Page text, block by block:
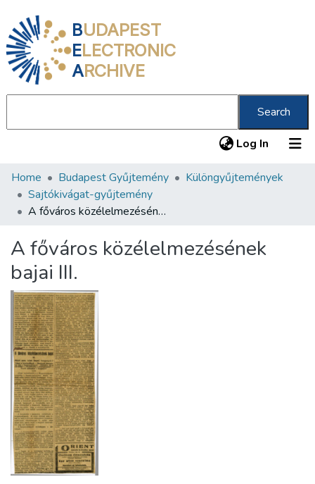
BUDAPEST
ELECTRONIC
ARCHIVE
Search
Log In (current)
Communities & Collections
All of DSpace
About us
Home Budapest Gyűjtemény
Különgyűjtemények
Sajtókivágat-gyűjtemény
A főváros közélelmezésének bajai III.
A főváros közélelmezésének
bajai III.